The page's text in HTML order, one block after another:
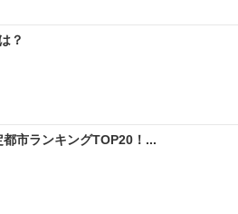
？
都市ランキングTOP20！...